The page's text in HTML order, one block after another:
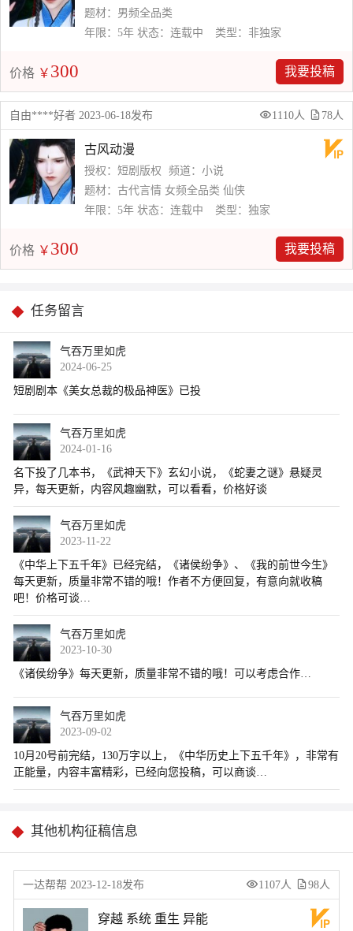
题材：男频全品类
年限：5年 状态：连载中 类型：非独家
价格 ￥ 300 我要投稿
自由****好者 2023-06-18发布 1110人 78人
古风动漫
授权：短剧版权
频道：小说
题材：古代言情 女频全品类 仙侠
年限：5年 状态：连载中 类型：独家
价格 ￥ 300 我要投稿
任务留言
气吞万里如虎
2024-06-25
气吞万里如虎
2024-01-16
气吞万里如虎
2023-11-22
气吞万里如虎
2023-10-30
气吞万里如虎
2023-09-02
其他机构征稿信息
一达帮帮 2023-12-18发布 1107人 98人
穿越 系统 重生 异能